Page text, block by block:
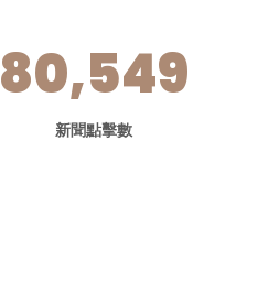
80,549
新聞點擊數